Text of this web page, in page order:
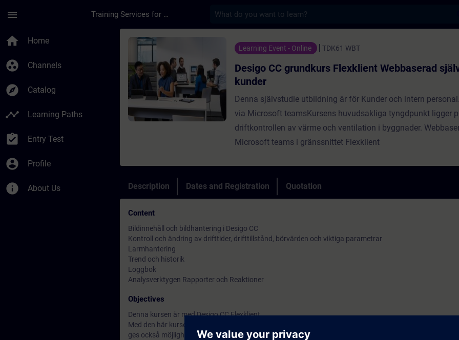
menu Training Services for Digital Industries
home Home
group_work Channels
explore Catalog
timeline Learning Paths
assignment_turned_in Entry Test
account_circle Profile
info About Us
Course - Desigo CC grundkurs Flexklient Webbaserad själv
Learning Event - Online TDK61 WBT
Desigo CC grundkurs Flexklient Webbaserad
kunder
Denna självstudie utbildning är för Kunder och intern
via Microsoft teamsKursens huvudsakliga tyngdpunkt ligger
driftkontrollen av värme och ventilation i byggnader.
Microsoft teams i gränssnittet Flexklient
Description Dates and Registration Quotation
Content
Bildinnehåll och bildhantering i Desigo CC
Kontroll och ändring av drifttider, drifttillstånd, börvärden och viktiga parametrar
Larmhantering
Trend och historik
Loggbok
Analysverktygen Rapporter och Reaktioner
Objectives
Denna kursen är med Desigo CC Flexklient
Med den här kursen får du de kunskaper som behövs för den dagliga driftkontrollen och larmhanteringen
ges också möjlighet att behärska Desigo CC som ett effektivt verktyg för att ha god kontroll på